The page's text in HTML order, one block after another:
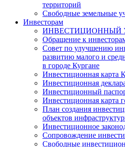
территорий
Свободные земельные
Инвесторам
ИНВЕСТИЦИОННЫЙ
Обращение к
Совет по улучшению
развитию малого и
в городе Кургане
Инвестиционная карта
Инвестиционная
Инвестиционный
Инвестиционная карта
План создания
объектов
Инвестиционное
Сопровождение
Свободные